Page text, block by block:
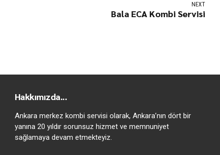
NEXT
Bala ECA Kombi Servisi
Hakkımızda...
Ankara merkez kombi servisi olarak, Ankara’nın dört bir
yanına 20 yıldır sorunsuz hizmet ve memnuniyet
sağlamaya devam etmekteyiz.